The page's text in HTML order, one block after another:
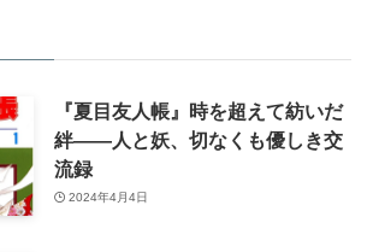
『夏目友人帳』時を超えて紡いだ
絆――人と妖、切なくも優しき交
流録
2024年4月4日